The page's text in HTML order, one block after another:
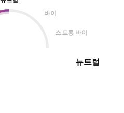
바이
스트롱 바이
뉴트럴